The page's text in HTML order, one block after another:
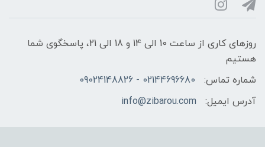
روزهای کاری از ساعت 10 الی 14 و 18 الی 21، پاسخگوی شما
هستیم
شماره تماس:
02144696680 - 09024148826
آدرس ایمیل:
info@zibarou.com